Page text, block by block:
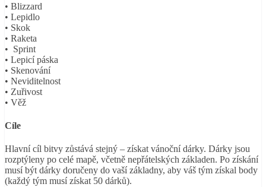
• Blizzard
• Lepidlo
• Skok
• Raketa
• Sprint
• Lepicí páska
• Skenování
• Neviditelnost
• Zuřivost
• Věž
Cíle
Hlavní cíl bitvy zůstává stejný – získat vánoční dárky. Dárky jsou
rozptýleny po celé mapě, včetně nepřátelských základen. Po získání
musí být dárky doručeny do vaší základny, aby váš tým získal body
(každý tým musí získat 50 dárků).